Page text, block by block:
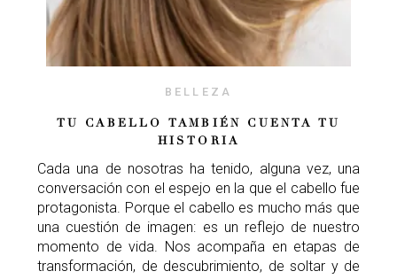
BELLEZA
TU CABELLO TAMBIÉN CUENTA TU
HISTORIA
Cada una de nosotras ha tenido, alguna vez, una
conversación con el espejo en la que el cabello fue
protagonista. Porque el cabello es mucho más que
una cuestión de imagen: es un reflejo de nuestro
momento de vida. Nos acompaña en etapas de
transformación, de descubrimiento, de soltar y de